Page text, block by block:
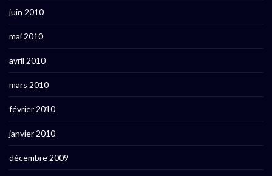
juin 2010
mai 2010
avril 2010
mars 2010
février 2010
janvier 2010
décembre 2009